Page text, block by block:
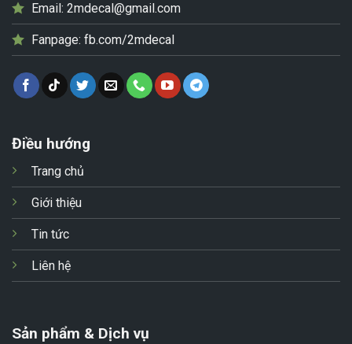
Email: 2mdecal@gmail.com
Fanpage: fb.com/2mdecal
Điều hướng
Trang chủ
Giới thiệu
Tin tức
Liên hệ
Sản phẩm & Dịch vụ